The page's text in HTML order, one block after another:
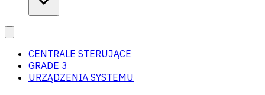
CENTRALE STERUJĄCE
GRADE 3
URZĄDZENIA SYSTEMU